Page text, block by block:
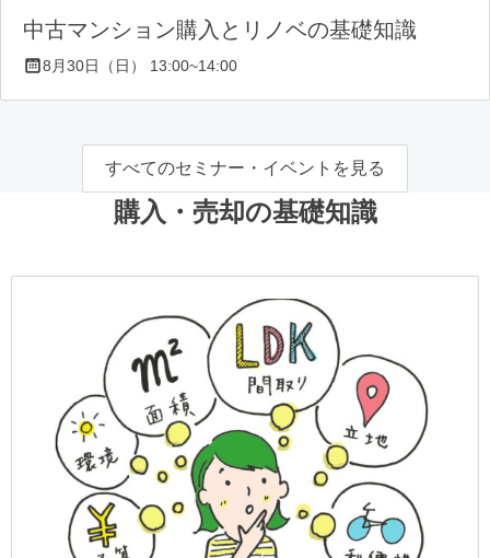
中古マンション購入とリノベの基礎知識
8月30日（日） 13:00~14:00
すべてのセミナー・イベントを見る
購入・売却の基礎知識